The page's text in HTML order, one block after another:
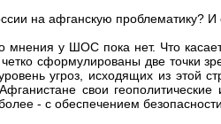
на афганскую проблематику?
мнения у ШОС пока нет. Что
сформулированы две точки
угроз, исходящих из этой
свои
- с обеспечением